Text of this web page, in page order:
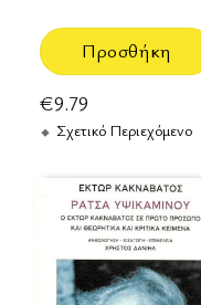
Προσθήκη
€9.79
Σχετικό Περιεχόμενο